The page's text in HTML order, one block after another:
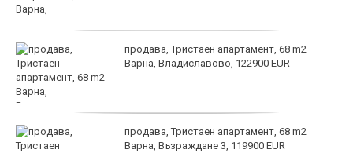
продава, Тристаен апартамент, 68 m2
Варна, Владиславово, 122900 EUR
продава, Тристаен апартамент, 68 m2
Варна, Възраждане 3, 119900 EUR